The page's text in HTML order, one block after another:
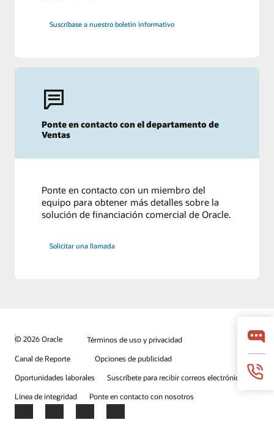
Suscríbase a nuestro boletín informativo
Ponte en contacto con el departamento de
Ventas
Ponte en contacto con un miembro del
equipo para obtener más detalles sobre la
solución de financiación comercial de Oracle.
Solicitar una llamada
© 2026 Oracle
Términos de uso y privacidad
Canal de Reporte
Opciones de publicidad
Oportunidades laborales
Suscríbete para recibir correos electrónicos
Línea de integridad
Ponte en contacto con nosotros
Facebook
X LinkedInYouTube